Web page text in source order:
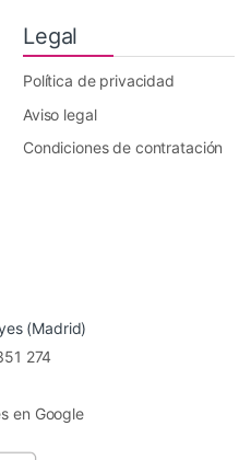
Legal
Política de privacidad
Aviso legal
Condiciones de contratación
(Madrid)
274
en Google